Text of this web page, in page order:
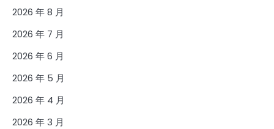
2026 年 8 月
2026 年 7 月
2026 年 6 月
2026 年 5 月
2026 年 4 月
2026 年 3 月